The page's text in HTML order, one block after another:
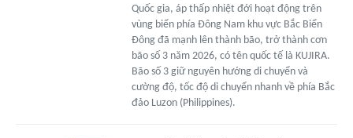
Quốc gia, áp thấp nhiệt đới hoạt động trên
vùng biển phía Đông Nam khu vực Bắc Biển
Đông đã mạnh lên thành bão, trở thành cơn
bão số 3 năm 2026, có tên quốc tế là KUJIRA.
Bão số 3 giữ nguyên hướng di chuyển và
cường độ, tốc độ di chuyển nhanh về phía Bắc
đảo Luzon (Philippines).